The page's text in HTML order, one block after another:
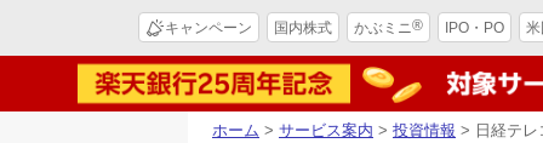
キャンペーン 国内株式 かぶミニ® IPO・PO
ホーム > サービス案内 > 投資情報 > 日経テレ